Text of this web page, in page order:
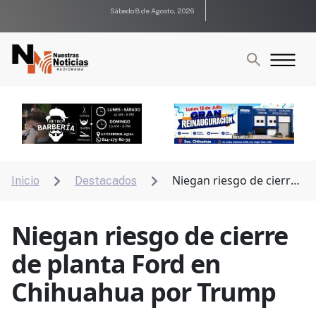
Sábado 8 de Agosto, 2026
Inicio  Destacados 
Niegan riesgo de cierre
Niegan riesgo de cierre
de planta Ford en
Chihuahua por Trump